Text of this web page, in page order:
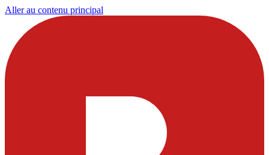
Aller au contenu principal